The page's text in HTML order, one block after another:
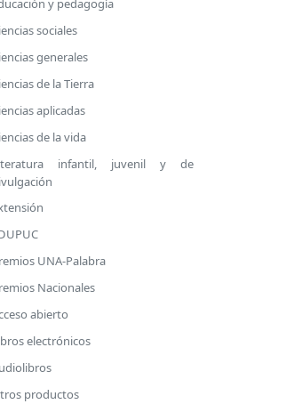
y pedagogía
sociales
generales
de la Tierra
aplicadas
de la vida
infantil, juvenil y de
UNA-Palabra
Nacionales
abierto
electrónicos
productos